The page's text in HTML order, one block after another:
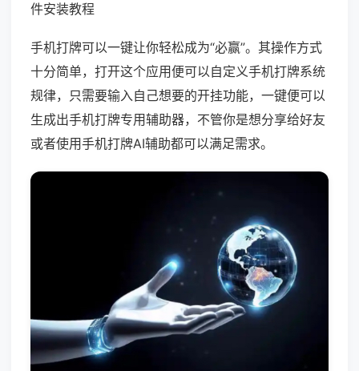
件安装教程
手机打牌可以一键让你轻松成为“必赢”。其操作方式
十分简单，打开这个应用便可以自定义手机打牌系统
规律，只需要输入自己想要的开挂功能，一键便可以
生成出手机打牌专用辅助器，不管你是想分享给好友
或者使用手机打牌AI辅助都可以满足需求。